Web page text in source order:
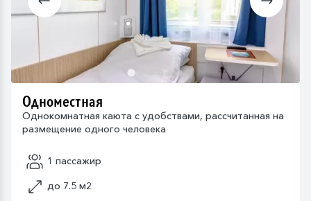
Одноместная
Однокомнатная каюта с удобствами, рассчитанная на
размещение одного человека
1 пассажир
до 7.5 м2